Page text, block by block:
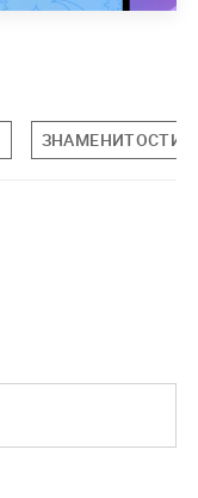
ЗНАМЕНИТОСТИ